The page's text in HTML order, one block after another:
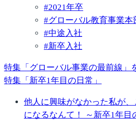
#2021年卒
#グローバル教育事業本
#中途入社
#新卒入社
特集「グローバル事業の最前線」
特集「新卒1年目の日常」
他人に興味がなかった私が
になるなんて！ ～新卒1年目